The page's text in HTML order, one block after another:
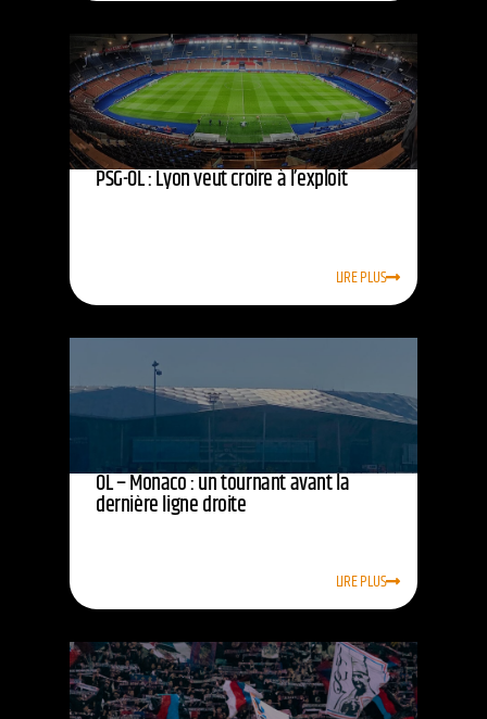
PSG-OL : Lyon veut croire à l’exploit
LIRE PLUS
OL – Monaco : un tournant avant la
dernière ligne droite
LIRE PLUS